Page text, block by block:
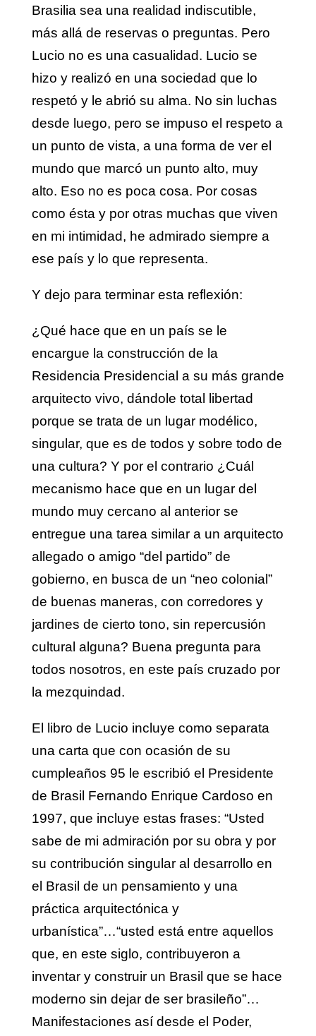
Brasilia sea una realidad indiscutible,
más allá de reservas o preguntas. Pero
Lucio no es una casualidad. Lucio se
hizo y realizó en una sociedad que lo
respetó y le abrió su alma. No sin luchas
desde luego, pero se impuso el respeto a
un punto de vista, a una forma de ver el
mundo que marcó un punto alto, muy
alto. Eso no es poca cosa. Por cosas
como ésta y por otras muchas que viven
en mi intimidad, he admirado siempre a
ese país y lo que representa.
Y dejo para terminar esta reflexión:
¿Qué hace que en un país se le
encargue la construcción de la
Residencia Presidencial a su más grande
arquitecto vivo, dándole total libertad
porque se trata de un lugar modélico,
singular, que es de todos y sobre todo de
una cultura? Y por el contrario ¿Cuál
mecanismo hace que en un lugar del
mundo muy cercano al anterior se
entregue una tarea similar a un arquitecto
allegado o amigo “del partido” de
gobierno, en busca de un “neo colonial”
de buenas maneras, con corredores y
jardines de cierto tono, sin repercusión
cultural alguna? Buena pregunta para
todos nosotros, en este país cruzado por
la mezquindad.
El libro de Lucio incluye como separata
una carta que con ocasión de su
cumpleaños 95 le escribió el Presidente
de Brasil Fernando Enrique Cardoso en
1997, que incluye estas frases: “Usted
sabe de mi admiración por su obra y por
su contribución singular al desarrollo en
el Brasil de un pensamiento y una
práctica arquitectónica y
urbanística”…“usted está entre aquellos
que, en este siglo, contribuyeron a
inventar y construir un Brasil que se hace
moderno sin dejar de ser brasileño”…
Manifestaciones así desde el Poder,